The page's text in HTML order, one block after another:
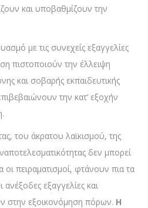
και υποβαθμίζουν την
με τις συνεχείς εξαγγελίες
πιστοποιούν την έλλειψη
και σοβαρής εκπαιδευτικής
την κατ’ εξοχήν
του άκρατου λαϊκισμού, της
δεν μπορεί
οι πειραματισμοί, φτάνουν πια τα
ανέξοδες εξαγγελίες και
στην εξοικονόμηση πόρων. Η